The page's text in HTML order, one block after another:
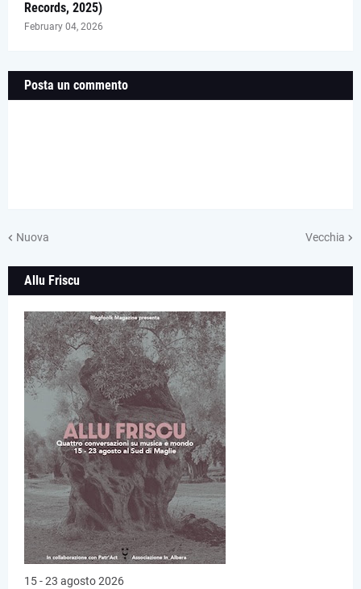
Records, 2025)
February 04, 2026
Posta un commento
Nuova Vecchia
Allu Friscu
15 - 23 agosto 2026